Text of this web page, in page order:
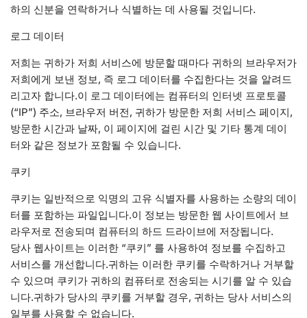
하의 신분을 연락하거나 식별하는 데 사용될 것입니다.
로그 데이터
저희는 귀하가 저희 서비스에 방문할 때마다 귀하의 브라우저가
저희에게 보낸 정보, 즉 로그 데이터를 수집한다는 것을 알려드
리고자 합니다.이 로그 데이터에는 컴퓨터의 인터넷 프로토콜
(“IP”) 주소, 브라우저 버전, 귀하가 방문한 저희 서비스 페이지,
방문한 시간과 날짜, 이 페이지에 걸린 시간 및 기타 통계 데이
터와 같은 정보가 포함될 수 있습니다.
쿠키
쿠키는 일반적으로 익명의 고유 식별자를 사용하는 소량의 데이
터를 포함하는 파일입니다.이 정보는 방문한 웹 사이트에서 브
라우저로 전송되며 컴퓨터의 하드 드라이브에 저장됩니다.
당사 웹사이트는 이러한 “쿠키” 를 사용하여 정보를 수집하고
서비스를 개선합니다.귀하는 이러한 쿠키를 수락하거나 거부할
수 있으며 쿠키가 귀하의 컴퓨터로 전송되는 시기를 알 수 있습
니다.귀하가 당사의 쿠키를 거부할 경우, 귀하는 당사 서비스의
일부를 사용할 수 없습니다.